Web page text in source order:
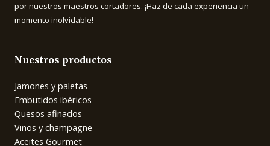
por nuestros maestros cortadores. ¡Haz de cada experiencia un
momento inolvidable!
Nuestros productos
Jamones y paletas
Embutidos ibéricos
Quesos afinados
Vinos y champagne
Aceites Gourmet